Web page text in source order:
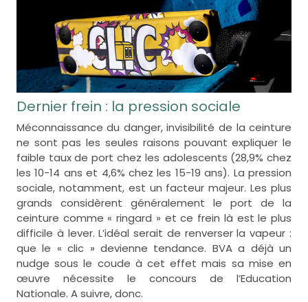
Dernier frein : la pression sociale
Méconnaissance du danger, invisibilité de la ceinture
ne sont pas les seules raisons pouvant expliquer le
faible taux de port chez les adolescents (28,9% chez
les 10-14 ans et 4,6% chez les 15-19 ans). La pression
sociale, notamment, est un facteur majeur. Les plus
grands considèrent généralement le port de la
ceinture comme « ringard » et ce frein là est le plus
difficile à lever. L’idéal serait de renverser la vapeur :
que le « clic » devienne tendance. BVA a déjà un
nudge sous le coude à cet effet mais sa mise en
œuvre nécessite le concours de l’Education
Nationale. A suivre, donc.